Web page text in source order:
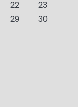
22
23
29
30